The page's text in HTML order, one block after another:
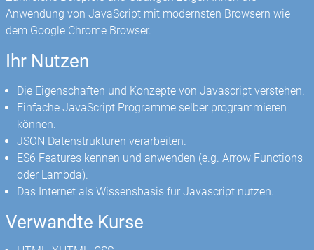
Anwendung von JavaScript mit modernsten Browsern wie
dem Google Chrome Browser.
Ihr Nutzen
Die Eigenschaften und Konzepte von Javascript verstehen.
Einfache JavaScript Programme selber programmieren
können.
JSON Datenstrukturen verarbeiten.
ES6 Features kennen und anwenden (e.g. Arrow Functions
oder Lambda).
Das Internet als Wissensbasis für Javascript nutzen.
Verwandte Kurse